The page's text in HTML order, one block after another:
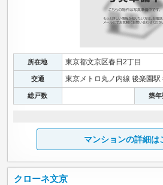
所在地 東京都文京区春日2丁目
交通 東京メトロ丸ノ内線 後楽園駅
総戸数 築年
マンションの詳細は
クローネ文京